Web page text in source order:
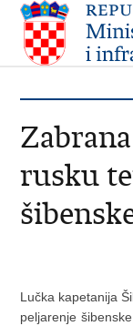
rusku
Lučka kapetanija
peljarenje